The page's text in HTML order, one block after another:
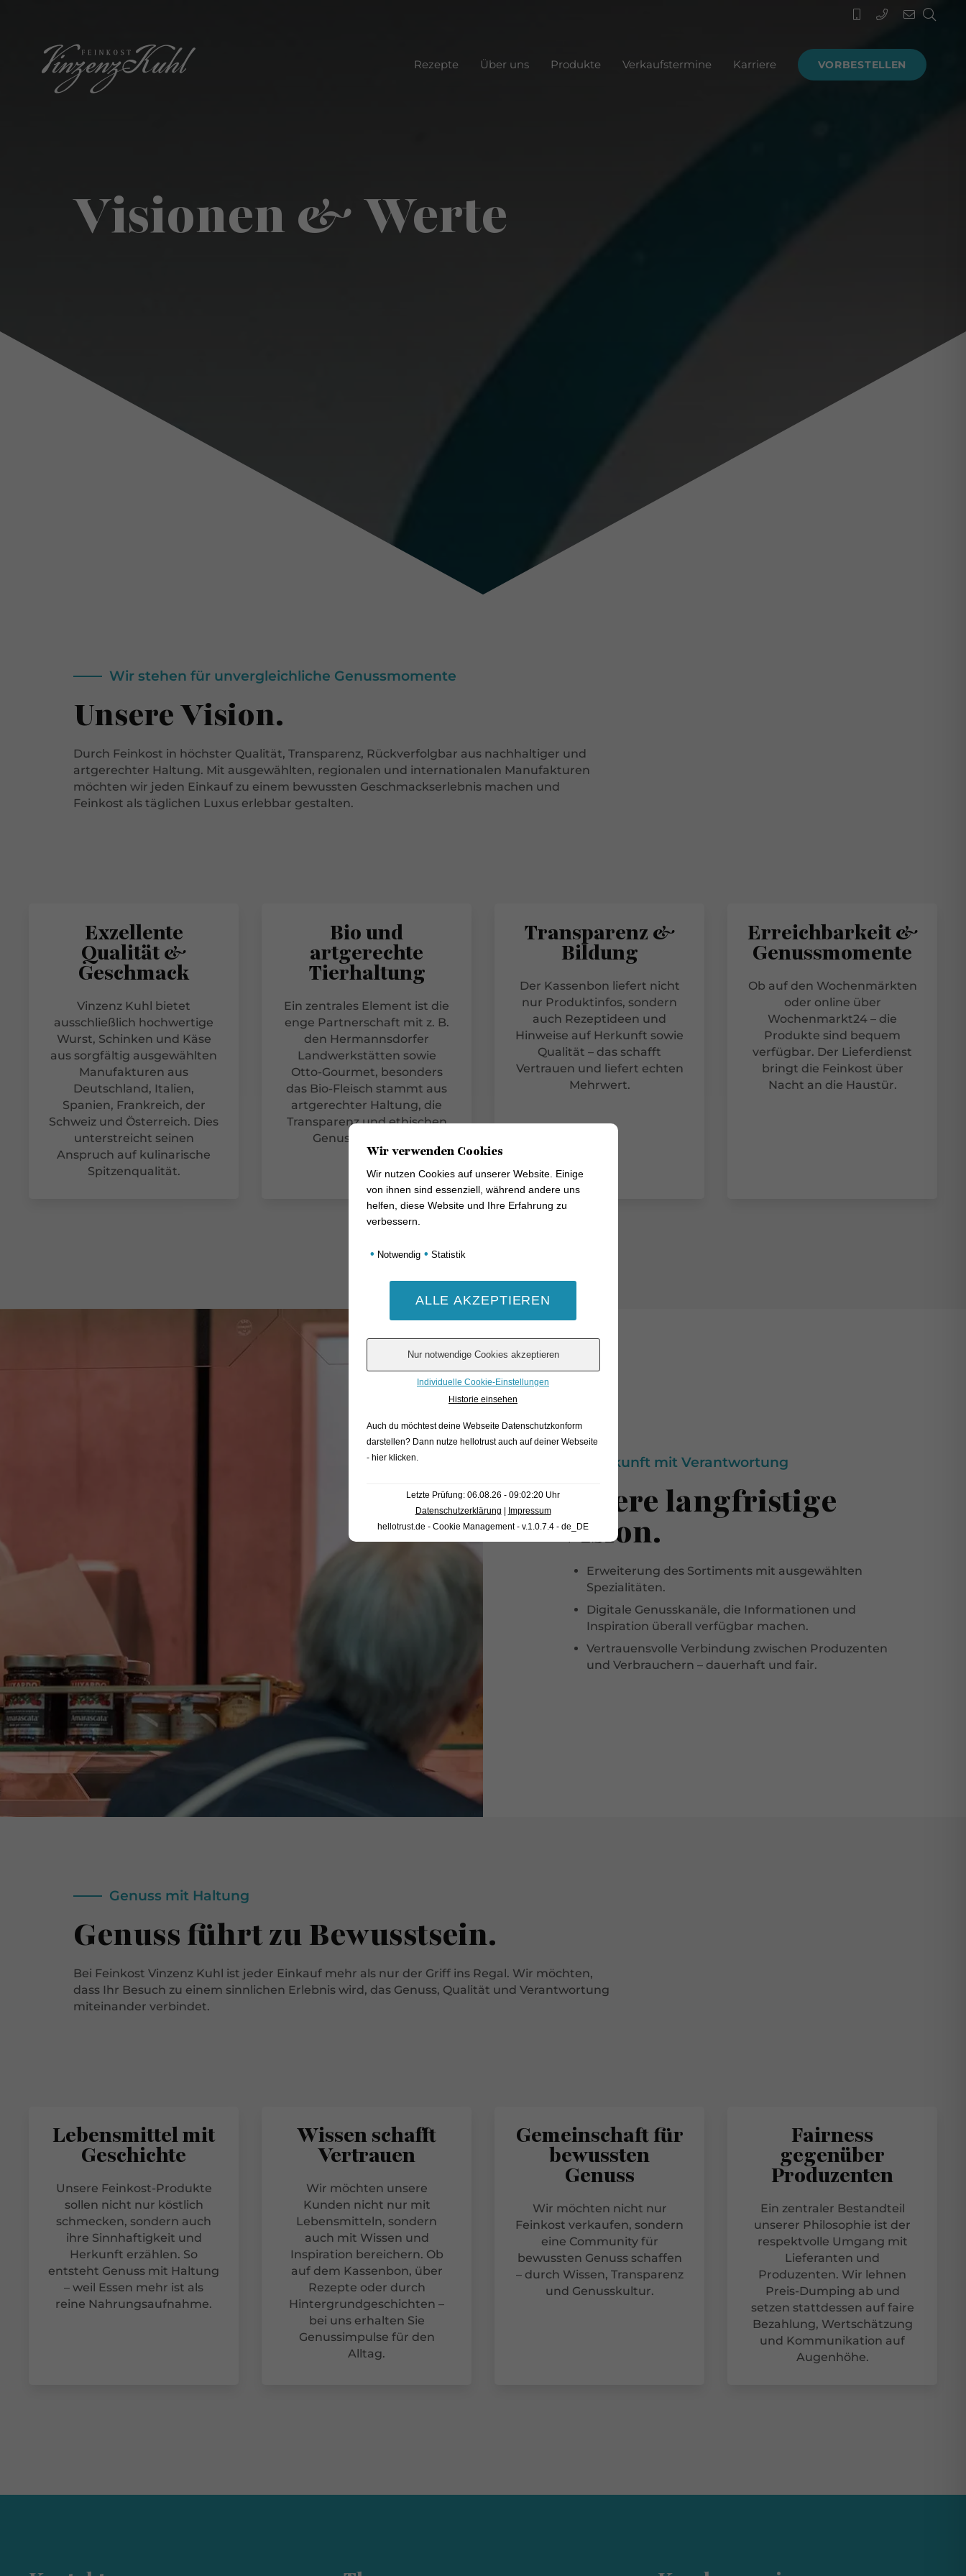
Rezepte Über uns Produkte Verkaufstermine Karriere VORBESTELLEN
Visionen & Werte
Wir stehen für unvergleichliche Genussmomente
Unsere Vision.
Durch Feinkost in höchster Qualität, Transparenz, Rückverfolgbar aus nachhaltiger und
artgerechter Haltung. Mit ausgewählten, regionalen und internationalen Manufakturen
möchten wir jeden Einkauf zu einem bewussten Geschmackserlebnis machen und
Feinkost als täglichen Luxus erlebbar gestalten.
Exzellente
Qualität &
Geschmack
Vinzenz Kuhl bietet
ausschließlich hochwertige
Wurst, Schinken und Käse
aus sorgfältig ausgewählten
Manufakturen aus
Deutschland, Italien,
Spanien, Frankreich, der
Schweiz und Österreich. Dies
unterstreicht seinen
Anspruch auf kulinarische
Spitzenqualität.
Bio und
artgerechte
Tierhaltung
Ein zentrales Element ist die
enge Partnerschaft mit z. B.
den Hermannsdorfer
Landwerkstätten sowie
Otto-Gourmet, besonders
das Bio-Fleisch stammt aus
artgerechter Haltung, die
Transparenz und ethischen
Genuss garantiert.
Transparenz &
Bildung
Der Kassenbon liefert nicht
nur Produktinfos, sondern
auch Rezeptideen und
Hinweise auf Herkunft sowie
Qualität – das schafft
Vertrauen und liefert echten
Mehrwert.
Erreichbarkeit &
Genussmomente
Ob auf den Wochenmärkten
oder online über
Wochenmarkt24 – die
Produkte sind bequem
verfügbar. Der Lieferdienst
bringt die Feinkost über
Nacht an die Haustür.
Zukunft mit Verantwortung
Unsere langfristige
Vision.
Erweiterung des Sortiments mit ausgewählten
Spezialitäten.
Digitale Genusskanäle, die Informationen und
Inspiration überall verfügbar machen.
Vertrauensvolle Verbindung zwischen Produzenten
und Verbrauchern – dauerhaft und fair.
Genuss mit Haltung
Genuss führt zu Bewusstsein.
Bei Feinkost Vinzenz Kuhl ist jeder Einkauf mehr als nur der Griff ins Regal. Wir möchten,
dass Ihr Besuch zu einem sinnlichen Erlebnis wird, das Genuss, Qualität und Verantwortung
miteinander verbindet.
Lebensmittel mit
Geschichte
Unsere Feinkost-Produkte
sollen nicht nur köstlich
schmecken, sondern auch
ihre Sinnhaftigkeit und
Herkunft erzählen. So
entsteht Genuss mit Haltung
– weil Essen mehr ist als
reine Nahrungsaufnahme.
Wissen schafft
Vertrauen
Wir möchten unsere
Kunden nicht nur mit
Lebensmitteln, sondern
auch mit Wissen und
Inspiration bereichern. Ob
auf dem Kassenbon, über
Rezepte oder durch
Hintergrundgeschichten –
bei uns erhalten Sie
Genussimpulse für den
Alltag.
Gemeinschaft für
bewussten
Genuss
Wir möchten nicht nur
Feinkost verkaufen, sondern
eine Community für
bewussten Genuss schaffen
– durch Wissen, Transparenz
und Genusskultur.
Fairness
gegenüber
Produzenten
Ein zentraler Bestandteil
unserer Philosophie ist der
respektvolle Umgang mit
Lieferanten und
Produzenten. Wir lehnen
Preis-Dumping ab und
setzen stattdessen auf faire
Bezahlung, Wertschätzung
und Kommunikation auf
Augenhöhe.
Wir verwenden Cookies
Wir nutzen Cookies auf unserer Website. Einige
von ihnen sind essenziell, während andere uns
helfen, diese Website und Ihre Erfahrung zu
verbessern.
• Notwendig • Statistik
Individuelle Cookie-Einstellungen
Historie einsehen
Auch du möchtest deine Webseite Datenschutzkonform
darstellen? Dann nutze hellotrust auch auf deiner Webseite
- hier klicken.
Letzte Prüfung: 06.08.26 - 09:02:20 Uhr
Datenschutzerklärung | Impressum
hellotrust.de - Cookie Management - v.1.0.7.4 - de_DE